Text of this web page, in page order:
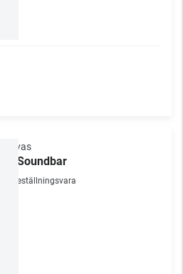
Canvas
83" Soundbar
Beställningsvara